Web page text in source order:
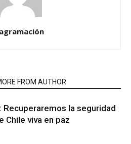
FROM AUTHOR
Recuperaremos la seguridad
Chile viva en paz